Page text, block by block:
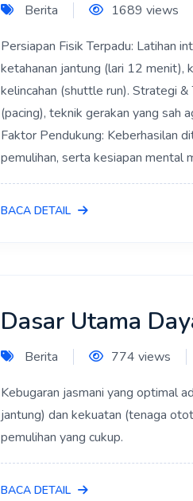
Berita 1689 views
Persiapan Fisik Terpadu: Latihan
ketahanan jantung (lari 12 menit),
kelincahan (shuttle run). Strategi
(pacing), teknik gerakan yang sah
Faktor Pendukung: Keberhasilan
pemulihan, serta kesiapan mental
BACA DETAIL
Dasar Utama
Berita 774 views
Kebugaran jasmani yang optimal
jantung) dan kekuatan (tenaga
pemulihan yang cukup.
BACA DETAIL